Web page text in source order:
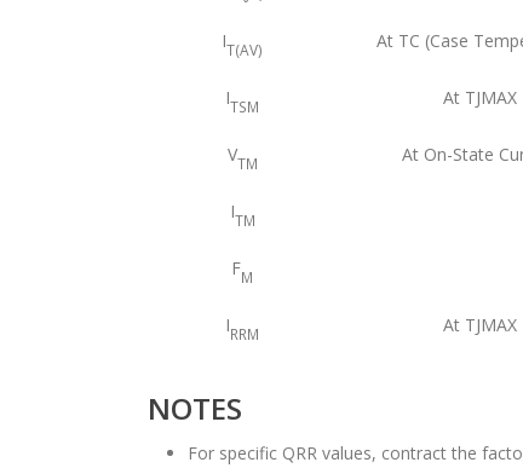
IT(AV) At TC (Case
ITSM At TJMAX
VTM At On-State
ITM
FM
IRRM At TJMAX
NOTES
For specific QRR values, contract the